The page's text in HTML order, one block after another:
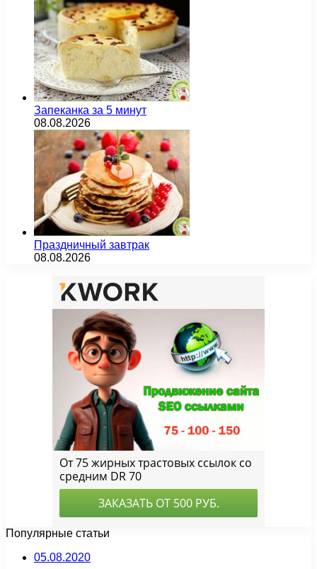
Запеканка за 5 минут
08.08.2026
Праздничный завтрак
08.08.2026
Популярные статьи
05.08.2020